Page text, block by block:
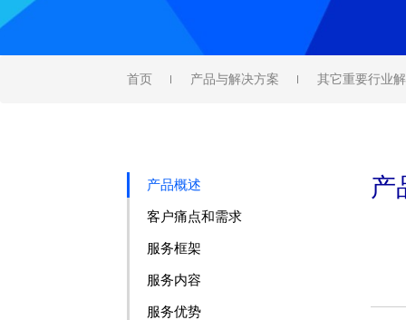
首页 产品与解决方案 其它重要行业
产
产品概述
客户痛点和需求
服务框架
服务内容
服务优势